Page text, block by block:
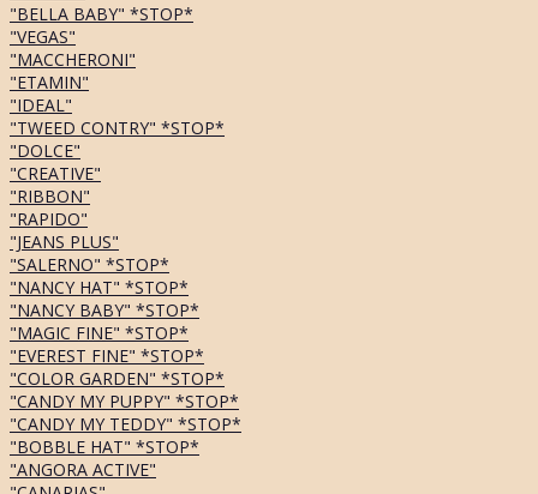
"BELLA BABY" *STOP*
"VEGAS"
"MACCHERONI"
"ETAMIN"
"IDEAL"
"TWEED CONTRY" *STOP*
"DOLCE"
"CREATIVE"
"RIBBON"
"RAPIDO"
"JEANS PLUS"
"SALERNO" *STOP*
"NANCY HAT" *STOP*
"NANCY BABY" *STOP*
"MAGIC FINE" *STOP*
"EVEREST FINE" *STOP*
"COLOR GARDEN" *STOP*
"CANDY MY PUPPY" *STOP*
"CANDY MY TEDDY" *STOP*
"BOBBLE HAT" *STOP*
"ANGORA ACTIVE"